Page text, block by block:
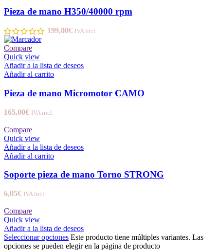
Pieza de mano H350/40000 rpm
199,00€ IVA incl.
Compare
Quick view
Añadir a la lista de deseos
Añadir al carrito
Pieza de mano Micromotor CAMO
165,00€ IVA incl.
Compare
Quick view
Añadir a la lista de deseos
Añadir al carrito
Soporte pieza de mano Torno STRONG
6,05€ IVA incl.
Compare
Quick view
Añadir a la lista de deseos
Seleccionar opciones Este producto tiene múltiples variantes. Las
opciones se pueden elegir en la página de producto